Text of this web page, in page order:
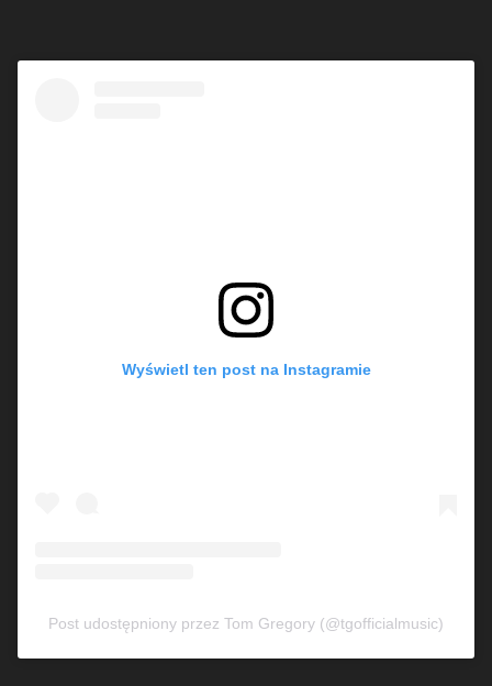
Wyświetl ten post na Instagramie
Post udostępniony przez Tom Gregory (@tgofficialmusic)